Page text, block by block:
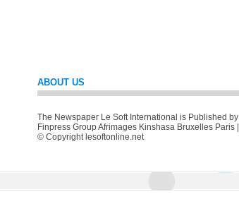
ABOUT US
The Newspaper Le Soft International is Published by
Finpress Group Afrimages Kinshasa Bruxelles Paris |
© Copyright lesoftonline.net